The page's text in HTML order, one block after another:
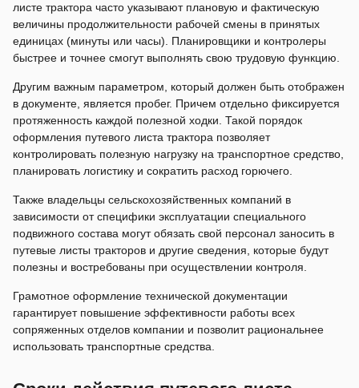
листе трактора часто указывают плановую и фактическую
величины продолжительности рабочей смены в принятых
единицах (минуты или часы). Планировщики и контролеры
быстрее и точнее смогут выполнять свою трудовую функцию.
Другим важным параметром, который должен быть отображен
в документе, является пробег. Причем отдельно фиксируется
протяженность каждой полезной ходки. Такой порядок
оформления путевого листа трактора позволяет
контролировать полезную нагрузку на транспортное средство,
планировать логистику и сократить расход горючего.
Также владельцы сельскохозяйственных компаний в
зависимости от специфики эксплуатации специального
подвижного состава могут обязать свой персонал заносить в
путевые листы тракторов и другие сведения, которые будут
полезны и востребованы при осуществлении контроля.
Грамотное оформление технической документации
гарантирует повышение эффективности работы всех
сопряженных отделов компании и позволит рациональнее
использовать транспортные средства.